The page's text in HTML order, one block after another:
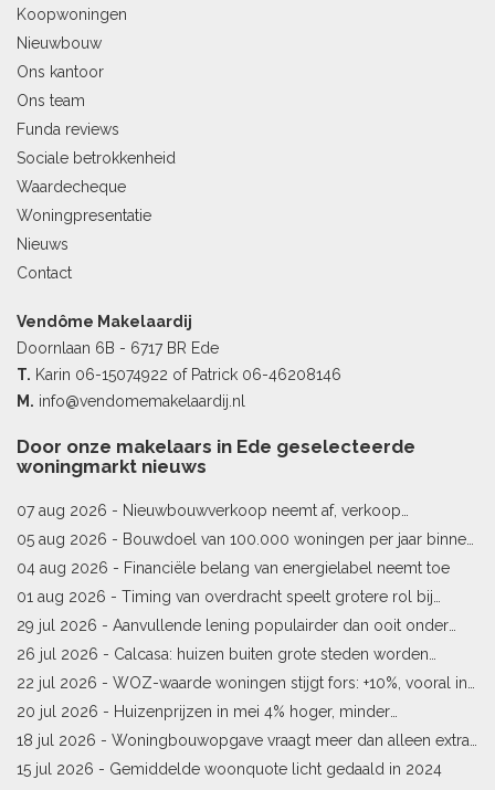
Koopwoningen
Nieuwbouw
Ons kantoor
Ons team
Funda reviews
Sociale betrokkenheid
Waardecheque
Woningpresentatie
Nieuws
Contact
Vendôme Makelaardij
Doornlaan 6B - 6717 BR Ede
T. Karin 06-15074922 of Patrick 06-46208146
M. info@vendomemakelaardij.nl
Door onze makelaars in Ede geselecteerde
woningmarkt nieuws
07 aug 2026 - Nieuwbouwverkoop neemt af, verkoop
bestaande woningen stijgt
05 aug 2026 - Bouwdoel van 100.000 woningen per jaar binnen
bereik
04 aug 2026 - Financiële belang van energielabel neemt toe
01 aug 2026 - Timing van overdracht speelt grotere rol bij
woningprijs
29 jul 2026 - Aanvullende lening populairder dan ooit onder
starters
26 jul 2026 - Calcasa: huizen buiten grote steden worden
sneller meer waard
22 jul 2026 - WOZ-waarde woningen stijgt fors: +10%, vooral in
Limburg en Pekela
20 jul 2026 - Huizenprijzen in mei 4% hoger, minder
woningverkopen
18 jul 2026 - Woningbouwopgave vraagt meer dan alleen extra
vergunningen
15 jul 2026 - Gemiddelde woonquote licht gedaald in 2024